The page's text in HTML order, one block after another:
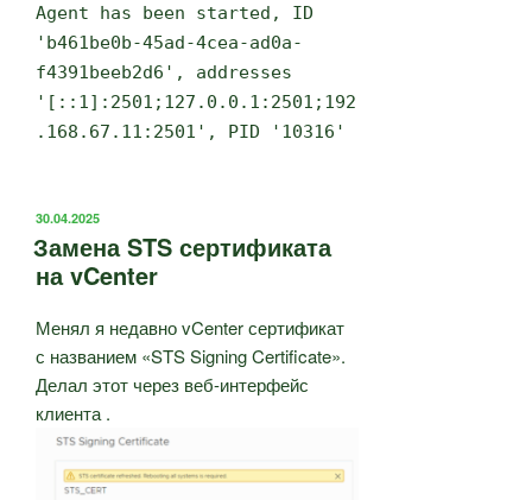
Agent has been started, ID
'b461be0b-45ad-4cea-ad0a-
f4391beeb2d6', addresses
'[::1]:2501;127.0.0.1:2501;192
.168.67.11:2501', PID '10316'
ОПУБЛИКОВАНО
30.04.2025
Замена STS сертификата
на vCenter
Менял я недавно vCenter сертификат
с названием «STS Signing Certificate».
Делал этот через веб-интерфейс
клиента .